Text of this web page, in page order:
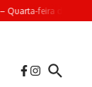
feira da 4ª